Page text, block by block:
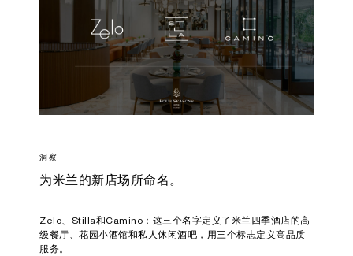
洞察
为米兰的新店场所命名。
Zelo、Stilla和Camino：这三个名字定义了米兰四季酒店的高
级餐厅、花园小酒馆和私人休闲酒吧，用三个标志定义高品质
服务。